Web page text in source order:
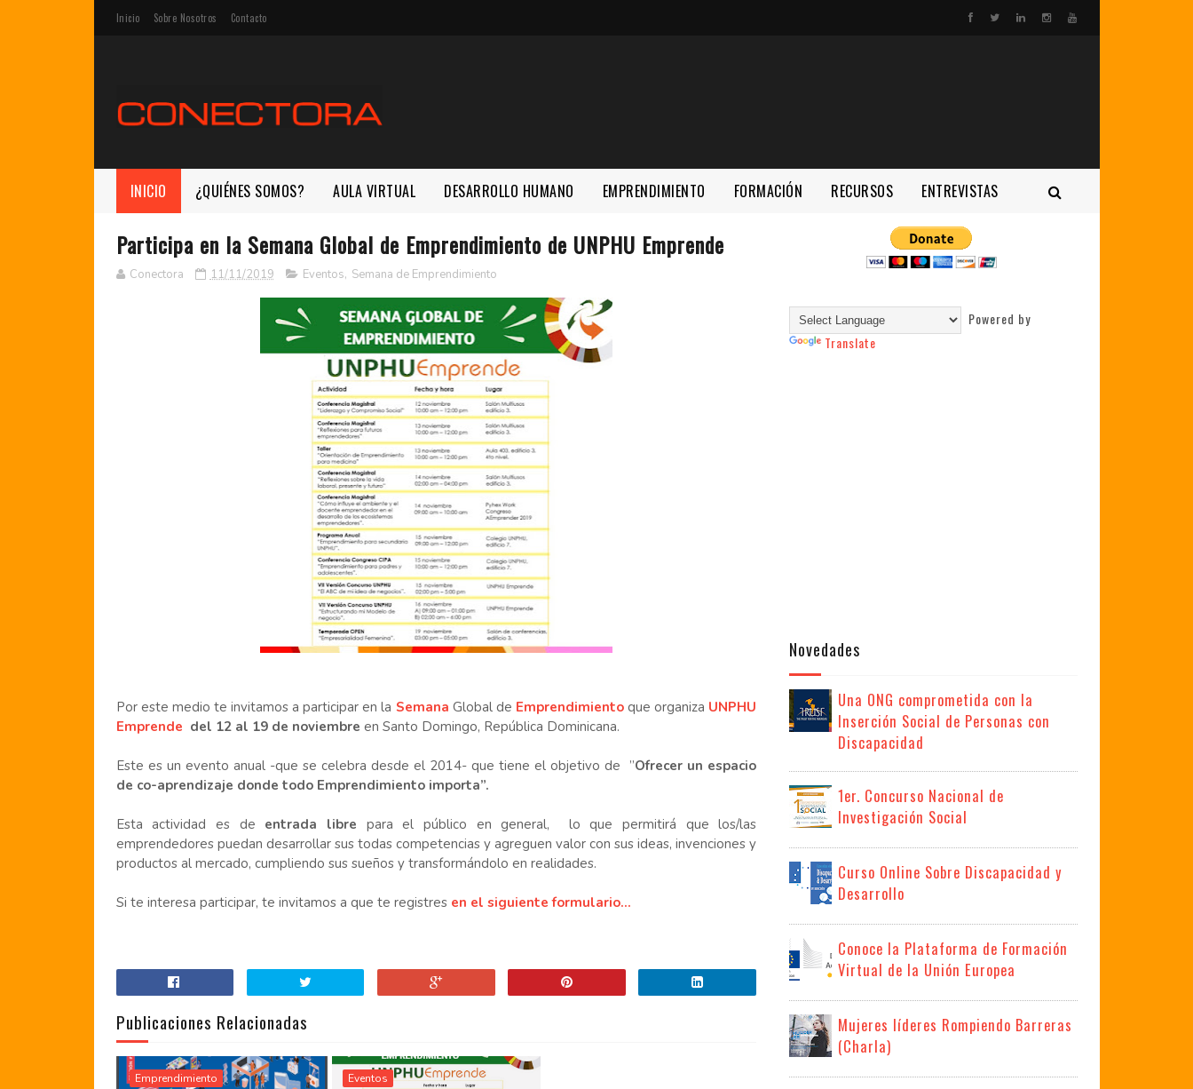
Inicio Sobre Nosotros Contacto
INICIO ¿QUIÉNES SOMOS? AULA VIRTUAL DESARROLLO HUMANO EMPRENDIMIENTO FORMACIÓN RECURSOS ENTREVISTAS
Participa en la Semana Global de Emprendimiento de UNPHU Emprende
Conectora 11/11/2019 Eventos, Semana de Emprendimiento
Por este medio te invitamos a participar en la Semana Global de Emprendimientoque organiza UNPHU
Emprende del 12 al 19 de noviembre en Santo Domingo, República Dominicana.
Este es un evento anual -que se celebra desde el 2014- que tiene el objetivo de ”Ofrecer un espacio
de co-aprendizaje donde todo Emprendimiento importa”.
Esta actividad es de entrada libre para el público en general, lo que permitirá que los/las
emprendedores puedan desarrollar sus todas competencias y agreguen valor con sus ideas, invenciones y
productos al mercado, cumpliendo sus sueños y transformándolo en realidades.
Si te interesa participar, te invitamos a que te registres en el siguiente formulario...
Publicaciones Relacionadas
Emprendimiento Eventos
Powered by
Translate
Novedades
Una ONG comprometida con la
Inserción Social de Personas con
Discapacidad
1er. Concurso Nacional de
Investigación Social
Curso Online Sobre Discapacidad y
Desarrollo
Conoce la Plataforma de Formación
Virtual de la Unión Europea
Mujeres líderes Rompiendo Barreras
(Charla)